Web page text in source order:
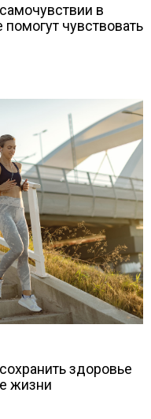
в
чувствовать
здоровье
жизни